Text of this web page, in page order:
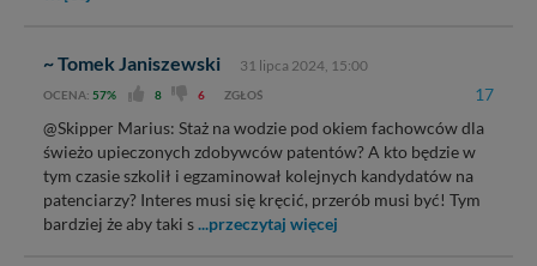
~ Tomek Janiszewski 31 lipca 2024, 15:00
OCENA: 57% 8 6 ZGŁOŚ 17
@Skipper Marius: Staż na wodzie pod okiem fachowców dla
świeżo upieczonych zdobywców patentów? A kto będzie w
tym czasie szkolił i egzaminował kolejnych kandydatów na
patenciarzy? Interes musi się kręcić, przerób musi być! Tym
bardziej że aby taki s...przeczytaj więcej